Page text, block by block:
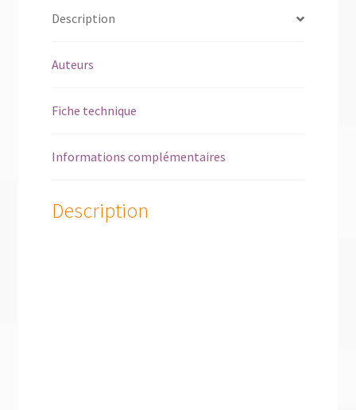
Description
Auteurs
Fiche technique
Informations complémentaires
Description